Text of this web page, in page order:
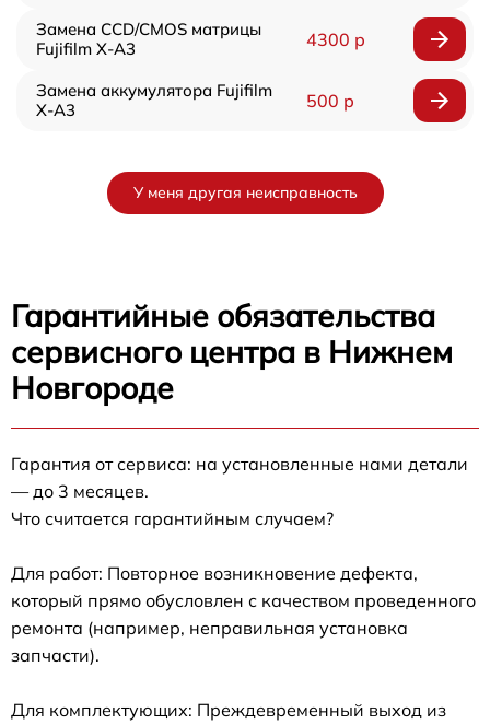
Замена CCD/CMOS матрицы
Fujifilm X-A3
4300 р
Замена аккумулятора Fujifilm
X-A3
500 р
У меня другая неисправность
Гарантийные обязательства
сервисного центра в Нижнем
Новгороде
Гарантия от сервиса: на установленные нами детали
— до 3 месяцев.
Что считается гарантийным случаем?
Для работ: Повторное возникновение дефекта,
который прямо обусловлен с качеством проведенного
ремонта (например, неправильная установка
запчасти).
Для комплектующих: Преждевременный выход из